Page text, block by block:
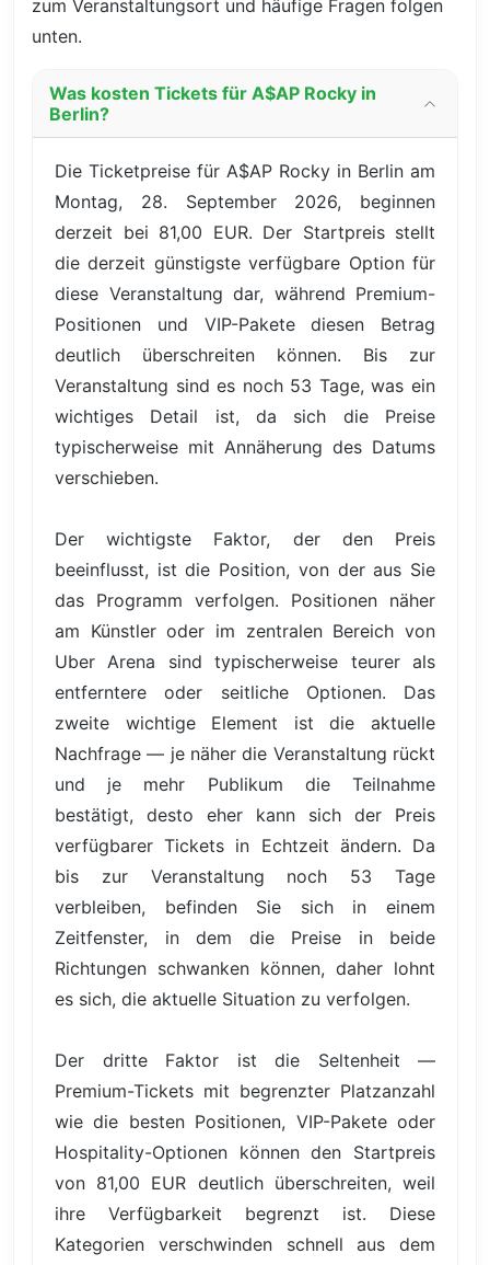
zum Veranstaltungsort und häufige Fragen folgen
unten.
Was kosten Tickets für A$AP Rocky in
Berlin?
Die Ticketpreise für A$AP Rocky in Berlin am
Montag, 28. September 2026, beginnen
derzeit bei 81,00 EUR. Der Startpreis stellt
die derzeit günstigste verfügbare Option für
diese Veranstaltung dar, während Premium-
Positionen und VIP-Pakete diesen Betrag
deutlich überschreiten können. Bis zur
Veranstaltung sind es noch 53 Tage, was ein
wichtiges Detail ist, da sich die Preise
typischerweise mit Annäherung des Datums
verschieben.
Der wichtigste Faktor, der den Preis
beeinflusst, ist die Position, von der aus Sie
das Programm verfolgen. Positionen näher
am Künstler oder im zentralen Bereich von
Uber Arena sind typischerweise teurer als
entferntere oder seitliche Optionen. Das
zweite wichtige Element ist die aktuelle
Nachfrage — je näher die Veranstaltung rückt
und je mehr Publikum die Teilnahme
bestätigt, desto eher kann sich der Preis
verfügbarer Tickets in Echtzeit ändern. Da
bis zur Veranstaltung noch 53 Tage
verbleiben, befinden Sie sich in einem
Zeitfenster, in dem die Preise in beide
Richtungen schwanken können, daher lohnt
es sich, die aktuelle Situation zu verfolgen.
Der dritte Faktor ist die Seltenheit —
Premium-Tickets mit begrenzter Platzanzahl
wie die besten Positionen, VIP-Pakete oder
Hospitality-Optionen können den Startpreis
von 81,00 EUR deutlich überschreiten, weil
ihre Verfügbarkeit begrenzt ist. Diese
Kategorien verschwinden schnell aus dem